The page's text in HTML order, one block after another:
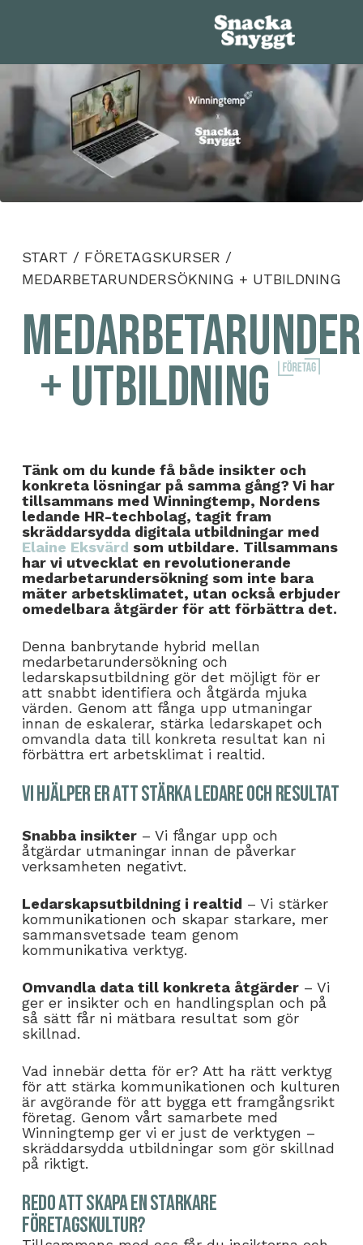
START / FÖRETAGSKURSER /
MEDARBETARUNDERSÖKNING + UTBILDNING
+ Utbildning
Tänk om du kunde få både insikter och
konkreta lösningar på samma gång? Vi har
tillsammans med Winningtemp, Nordens
ledande HR-techbolag, tagit fram
skräddarsydda digitala utbildningar med
Elaine Eksvärd som utbildare. Tillsammans
har vi utvecklat en revolutionerande
medarbetarundersökning som inte bara
mäter arbetsklimatet, utan också erbjuder
omedelbara åtgärder för att förbättra det.
Denna banbrytande hybrid mellan
medarbetarundersökning och
ledarskapsutbildning gör det möjligt för er
att snabbt identifiera och åtgärda mjuka
värden. Genom att fånga upp utmaningar
innan de eskalerar, stärka ledarskapet och
omvandla data till konkreta resultat kan ni
förbättra ert arbetsklimat i realtid.
Vi hjälper er att stärka ledare och resultat
Snabba insikter – Vi fångar upp och
åtgärdar utmaningar innan de påverkar
verksamheten negativt.
Ledarskapsutbildning i realtid – Vi stärker
kommunikationen och skapar starkare, mer
sammansvetsade team genom
kommunikativa verktyg.
Omvandla data till konkreta åtgärder – Vi
ger er insikter och en handlingsplan och på
så sätt får ni mätbara resultat som gör
skillnad.
Vad innebär detta för er? Att ha rätt verktyg
för att stärka kommunikationen och kulturen
är avgörande för att bygga ett framgångsrikt
företag. Genom vårt samarbete med
Winningtemp ger vi er just de verktygen –
skräddarsydda utbildningar som gör skillnad
på riktigt.
Redo att skapa en starkare
företagskultur?